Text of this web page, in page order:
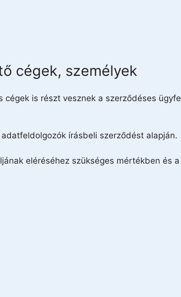
cégek, személyek
is részt vesznek a szerződéses
írásbeli szerződést alapján.
eléréséhez szükséges mértékben és